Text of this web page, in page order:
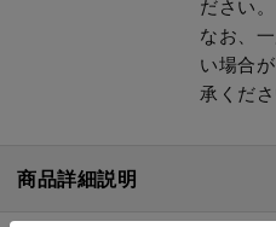
ださい。
なお、
い場合
承くださ
商品詳細説明